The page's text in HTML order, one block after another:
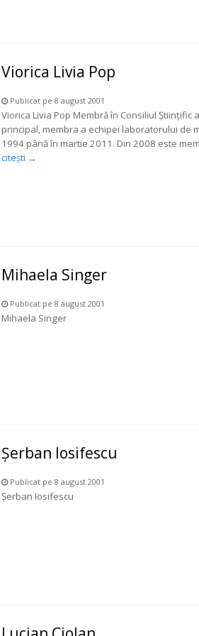
Viorica Livia Pop
Publicat pe 8 august 2001
Viorica Livia Pop Membră în Consiliul
principal, membra a echipei laboratorului de
1994 până în martie 2011. Din 2008 este
citești →
Mihaela Singer
Publicat pe 8 august 2001
Mihaela Singer
Şerban Iosifescu
Publicat pe 8 august 2001
Şerban Iosifescu